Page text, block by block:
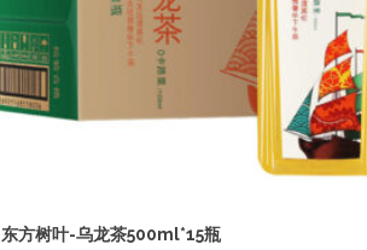
东方树叶-乌龙茶500ml*15瓶